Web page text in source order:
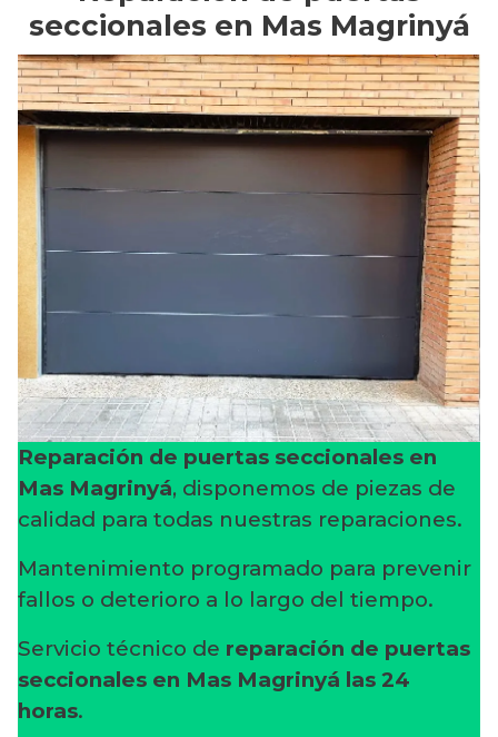
seccionales en Mas Magrinyá
Reparación de puertas seccionales en
Mas Magrinyá, disponemos de piezas de
calidad para todas nuestras reparaciones.
Mantenimiento programado para prevenir
fallos o deterioro a lo largo del tiempo.
Servicio técnico de reparación de puertas
seccionales en Mas Magrinyá las 24
horas.